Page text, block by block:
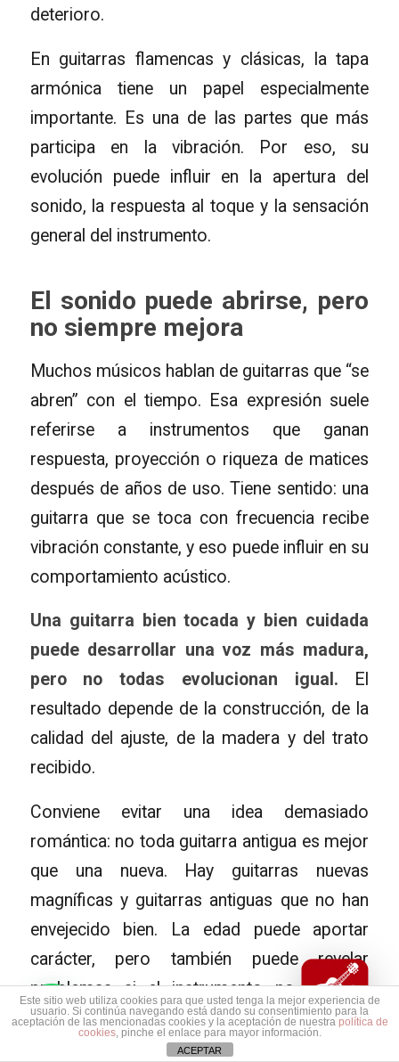
deterioro.
En guitarras flamencas y clásicas, la tapa
armónica tiene un papel especialmente
importante. Es una de las partes que más
participa en la vibración. Por eso, su
evolución puede influir en la apertura del
sonido, la respuesta al toque y la sensación
general del instrumento.
El sonido puede abrirse, pero
no siempre mejora
Muchos músicos hablan de guitarras que “se
abren” con el tiempo. Esa expresión suele
referirse a instrumentos que ganan
respuesta, proyección o riqueza de matices
después de años de uso. Tiene sentido: una
guitarra que se toca con frecuencia recibe
vibración constante, y eso puede influir en su
comportamiento acústico.
Una guitarra bien tocada y bien cuidada
puede desarrollar una voz más madura,
pero no todas evolucionan igual. El
resultado depende de la construcción, de la
calidad del ajuste, de la madera y del trato
recibido.
Conviene evitar una idea demasiado
romántica: no toda guitarra antigua es mejor
que una nueva. Hay guitarras nuevas
magníficas y guitarras antiguas que no han
envejecido bien. La edad puede aportar
carácter, pero también puede revelar
problemas si el instrumento no ha sido
cuidado.
Este sitio web utiliza cookies para que usted tenga la mejor experiencia de
usuario. Si continúa navegando está dando su consentimiento para la
aceptación de las mencionadas cookies y la aceptación de nuestra política de
cookies, pinche el enlace para mayor información.
ACEPTAR